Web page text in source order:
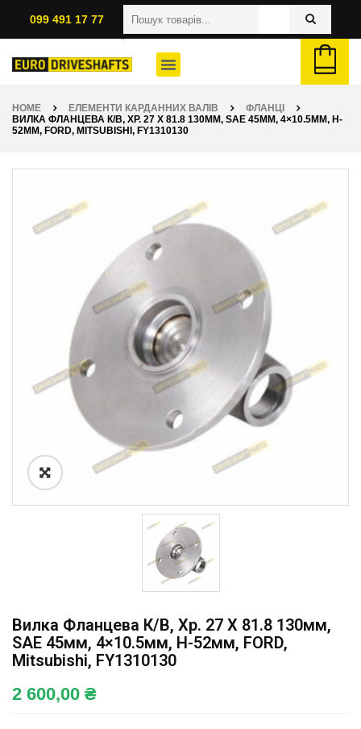
099 491 17 77
HOME ЕЛЕМЕНТИ КАРДАННИХ ВАЛІВ
ФЛАНЦІ
ВИЛКА ФЛАНЦЕВА К/В, ХР. 27 X 81.8 130ММ, SAE 45ММ, 4×10.5ММ, H-
52ММ, FORD, MITSUBISHI, FY1310130
Вилка Фланцева К/в, Хр. 27 X 81.8 130мм,
SAE 45мм, 4×10.5мм, H-52мм, FORD,
Mitsubishi, FY1310130
2 600,00 ₴